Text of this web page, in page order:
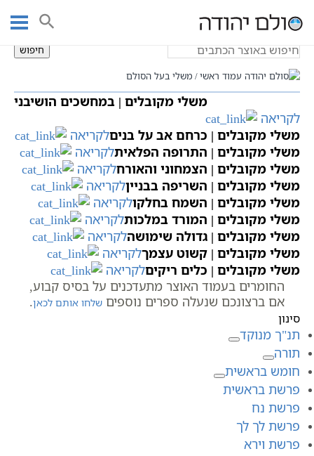
content
משלי בעל הסולם
חיפוש
עמוד ראשי משלי בעל הסולם
משלי מקובלים | במחשכים הושיבני
לקריאה
משלי מקובלים | כרחם אב על בניםלקריאה
משלי מקובלים | התרופה הפלאיתלקריאה
משלי מקובלים | הצמחוני והאורחלקריאה
משלי מקובלים | השריפה בבנייןלקריאה
משלי מקובלים | השמח בחלקולקריאה
משלי מקובלים | המורד במלכותלקריאה
משלי מקובלים | גדולה שימושהלקריאה
משלי מקובלים | קשוט עצמךלקריאה
משלי מקובלים | כלים ריקיםלקריאה
החומרים בעמוד האוצר מתעדכנים על בסיס קבוע,
אם ברצונכם שנעלה ספרים נוספים שלחו אותם לכאן.
סינון
תנ"ך מנוקד
תורה
חומש בראשית
פרשת בראשית
פרשת נח
פרשת לך לך
פרשת וירא